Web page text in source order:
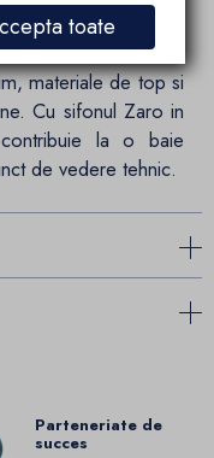
in fiecare detaliu
materiale de top si
Cu sifonul Zaro in
la o baie
de vedere tehnic.
Parteneriate de
succes
toate